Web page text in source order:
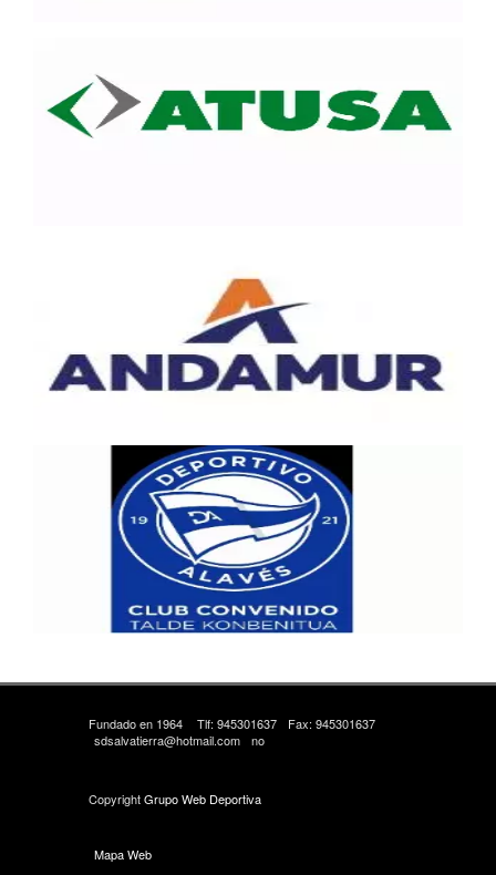
Fundado en 1964 Tlf: 945301637
Fax: 945301637
sdsalvatierra@hotmail.com
no
CopyrightGrupo Web Deportiva
Mapa Web